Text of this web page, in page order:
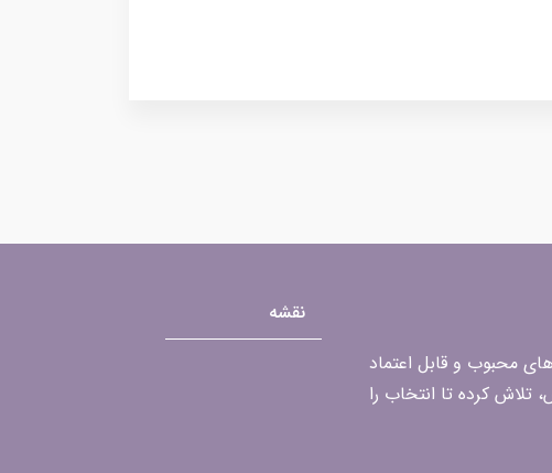
محبوب و قابل اعتماد
کرده تا انتخاب را
نقشه